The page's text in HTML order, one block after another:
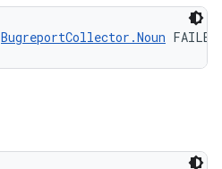
BugreportCollector.Noun